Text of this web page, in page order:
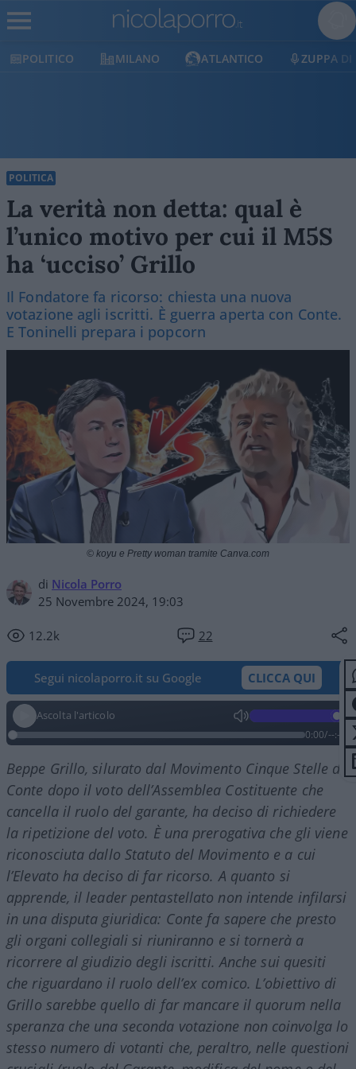
POLITICO MILANO ATLANTICO ZUPPA DI
POLITICA
La verità non detta: qual è
l’unico motivo per cui il M5S
ha ‘ucciso’ Grillo
Il Fondatore fa ricorso: chiesta una nuova
votazione agli iscritti. È guerra aperta con Conte.
E Toninelli prepara i popcorn
di Nicola Porro
25 Novembre 2024, 19:03
12.2k 22
© koyu e Pretty woman tramite Canva.com
Segui nicolaporro.it su Google CLICCA QUI
Ascolta l'articolo
0:00/--:--
Beppe Grillo, silurato dal Movimento Cinque Stelle di
Conte dopo il voto dell’Assemblea Costituente che
cancella il ruolo del garante, ha deciso di richiedere
la ripetizione del voto. È una prerogativa che gli viene
riconosciuta dallo Statuto del Movimento e a cui
l’Elevato ha deciso di far ricorso. A quanto si
apprende, il leader pentastellato non intende infilarsi
in una disputa giuridica: Conte fa sapere che presto
gli organi collegiali si riuniranno e si tornerà a
ricorrere al giudizio degli iscritti. Anche sui quesiti
che riguardano il ruolo dell’ex comico. L’obiettivo di
Grillo sarebbe quello di far mancare il quorum nella
speranza che una seconda votazione non coinvolga lo
stesso numero di votanti che, peraltro, nelle questioni